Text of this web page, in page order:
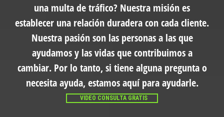
una multa de tráfico? Nuestra misión es
establecer una relación duradera con cada cliente.
Nuestra pasión son las personas a las que
ayudamos y las vidas que contribuimos a
cambiar. Por lo tanto, si tiene alguna pregunta o
necesita ayuda, estamos aquí para ayudarle.
VIDEO CONSULTA GRATIS